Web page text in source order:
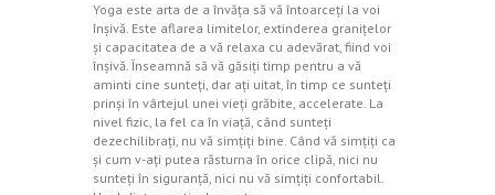
Yoga este arta de a învăţa să vă întoarceţi la voi
înşivă. Este aflarea limitelor, extinderea graniţelor
şi capacitatea de a vă relaxa cu adevărat, fiind voi
înşivă. Înseamnă să vă găsiţi timp pentru a vă
aminti cine sunteţi, dar aţi uitat, în timp ce sunteţi
prinşi în vârtejul unei vieţi grăbite, accelerate. La
nivel fizic, la fel ca în viaţă, când sunteţi
dezechilibraţi, nu vă simţiţi bine. Când vă simţiţi ca
şi cum v-aţi putea răsturna în orice clipă, nici nu
sunteţi în siguranţă, nici nu vă simţiţi confortabil.